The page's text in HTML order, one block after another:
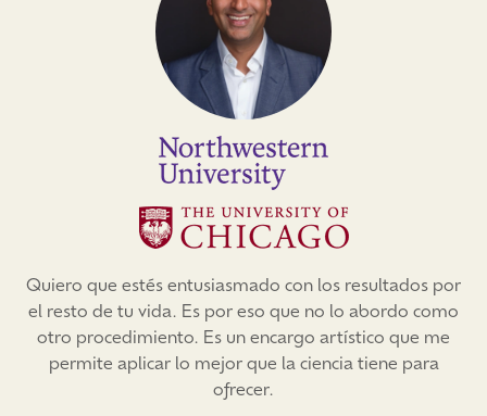
Quiero que estés entusiasmado con los resultados por
el resto de tu vida. Es por eso que no lo abordo como
otro procedimiento. Es un encargo artístico que me
permite aplicar lo mejor que la ciencia tiene para
ofrecer.